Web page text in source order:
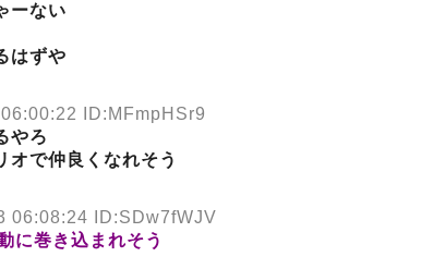
ーない
はずや
ID:MFmpHSr9
やろ
オで仲良くなれそう
06:08:24 ID:SDw7fWJV
に巻き込まれそう